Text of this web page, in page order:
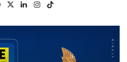
Facebook
X LinkedinInstagram